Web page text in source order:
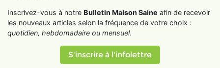
Inscrivez-vous à notre Bulletin Maison Saine afin de recevoir
les nouveaux articles selon la fréquence de votre choix :
quotidien, hebdomadaire ou mensuel.
S'inscrire à l'infolettre